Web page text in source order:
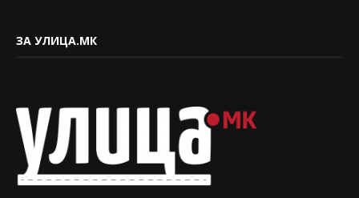
ЗА УЛИЦА.МК